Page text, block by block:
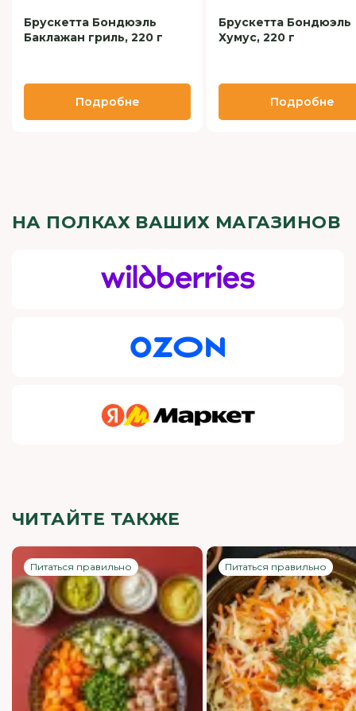
Брускетта Бондюэль
Баклажан гриль, 220 г
Подробне
Брускетта Бондюэль
Хумус, 220 г
Подробне
НА ПОЛКАХ ВАШИХ МАГАЗИНОВ
ЧИТАЙТЕ ТАКЖЕ
Питаться правильно Питаться правильно